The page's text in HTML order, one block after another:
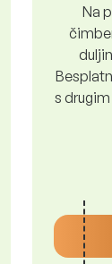
Na
s